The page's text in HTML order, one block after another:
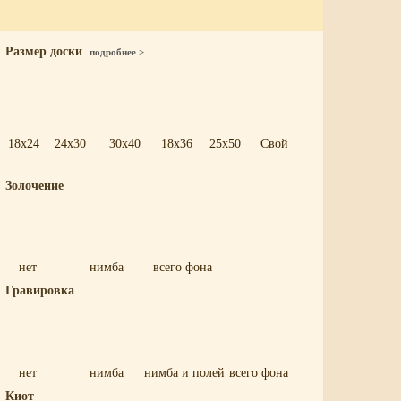
Размер доски подробнее >
18x24 24x30 30x40 18x36 25x50 Свой
Золочение
нет нимба
всего фона
Гравировка
нет нимба нимба и полей всего фона
Киот